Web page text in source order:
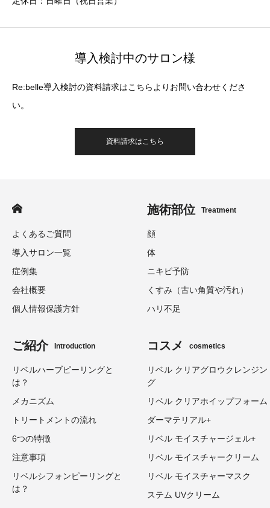
導入検討中のサロン様
Re:belle導入検討の資料請求はこちらよりお問い合わせくださ
い。
資料請求はこちら
よくあるご質問
導入サロン一覧
症例集
会社概要
個人情報保護方針
施術部位 Treatment
顔
体
ニキビ予防
くすみ（古い角質や汚れ）
ハリ不足
ご紹介 Introduction
リベルハーブピーリングと
は？
メカニズム
トリートメントの流れ
6つの特徴
注意事項
リベルシフォンピーリングと
は？
コスメ cosmetics
リベル クリアグロウクレンジン
グ
リベル クリアホイップフォーム
ダーマテリアル+
リベル モイスチャージェル+
リベル モイスチャークリーム
リベル モイスチャーマスク
ステム UVクリーム